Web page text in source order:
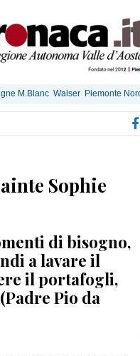
M.Blanc Walser Piemonte
Sophie
di bisogno,
a lavare il
il portafogli,
Pio da